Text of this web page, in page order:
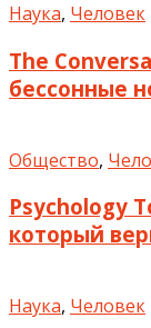
Наука, Человек
The
бессонные
Общество,
Psychology
который
Наука, Человек